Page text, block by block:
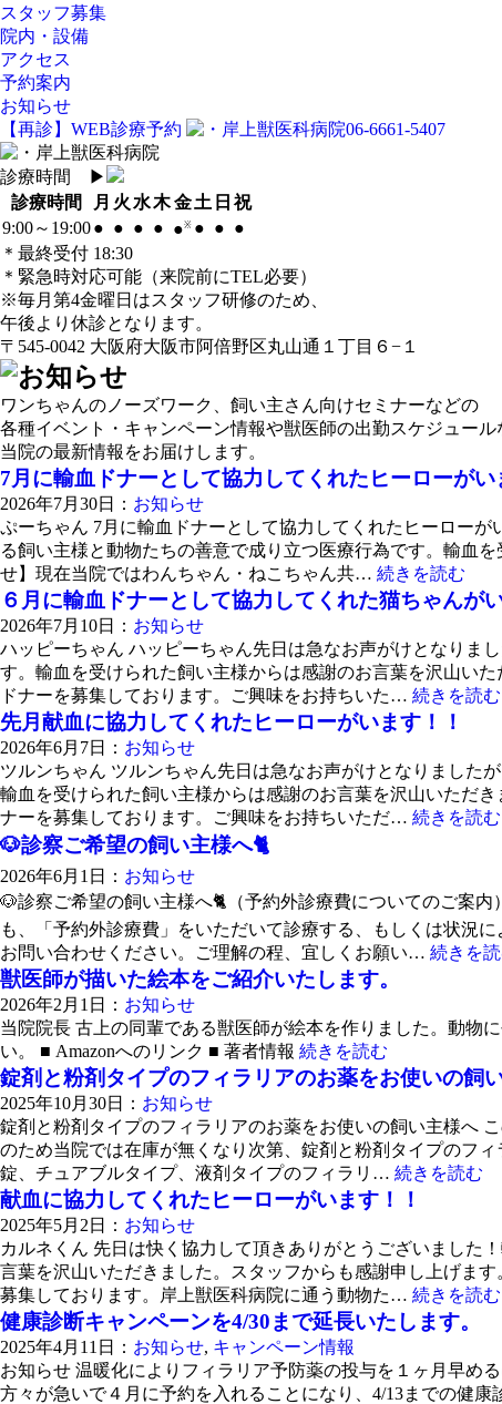
スタッフ募集
院内・設備
アクセス
予約案内
お知らせ
【再診】WEB診療予約
06-6661-5407
診療時間
▶︎
診療時間
月 火 水木金 土 日 祝
9:00～19:00● ● ● ● ●※ ● ● ●
＊最終受付 18:30
＊緊急時対応可能（来院前にTEL必要）
※毎月第4金曜日はスタッフ研修のため、
午後より休診となります。
〒545-0042 大阪府大阪市阿倍野区丸山通１丁目６−１
ワンちゃんのノーズワーク、飼い主さん向けセミナーなどの
各種イベント・キャンペーン情報や獣医師の出勤スケジュール
当院の最新情報をお届けします。
7月に輸血ドナーとして協力してくれたヒーローがい
2026年7月30日： お知らせ
ぷーちゃん 7月に輸血ドナーとして協力してくれたヒーロー
る飼い主様と動物たちの善意で成り立つ医療行為です。輸血
せ】現在当院ではわんちゃん・ねこちゃん共… 続きを読む
６月に輸血ドナーとして協力してくれた猫ちゃんが
2026年7月10日： お知らせ
ハッピーちゃん ハッピーちゃん先日は急なお声がけとなりま
す。輸血を受けられた飼い主様からは感謝のお言葉を沢山い
ドナーを募集しております。ご興味をお持ちいた… 続きを読む
先月献血に協力してくれたヒーローがいます！！
2026年6月7日： お知らせ
ツルンちゃん ツルンちゃん先日は急なお声がけとなりました
輸血を受けられた飼い主様からは感謝のお言葉を沢山いただ
ナーを募集しております。ご興味をお持ちいただ… 続きを読む
🐶診察ご希望の飼い主様へ🐈
2026年6月1日： お知らせ
🐶診察ご希望の飼い主様へ🐈（予約外診療費についてのご案
も、「予約外診療費」をいただいて診療する、もしくは状況
お問い合わせください。ご理解の程、宜しくお願い… 続きを
獣医師が描いた絵本をご紹介いたします。
2026年2月1日： お知らせ
当院院長 古上の同輩である獣医師が絵本を作りました。動物
い。 ■ Amazonへのリンク ■ 著者情報 続きを読む
錠剤と粉剤タイプのフィラリアのお薬をお使いの飼
2025年10月30日： お知らせ
錠剤と粉剤タイプのフィラリアのお薬をお使いの飼い主様へ
のため当院では在庫が無くなり次第、錠剤と粉剤タイプのフ
錠、チュアブルタイプ、液剤タイプのフィラリ… 続きを読む
献血に協力してくれたヒーローがいます！！
2025年5月2日： お知らせ
カルネくん 先日は快く協力して頂きありがとうございました
言葉を沢山いただきました。スタッフからも感謝申し上げま
募集しております。岸上獣医科病院に通う動物た… 続きを読む
健康診断キャンペーンを4/30まで延長いたします。
2025年4月11日： お知らせ, キャンペーン情報
お知らせ 温暖化によりフィラリア予防薬の投与を１ヶ月早め
方々が急いで４月に予約を入れることになり、4/13までの健